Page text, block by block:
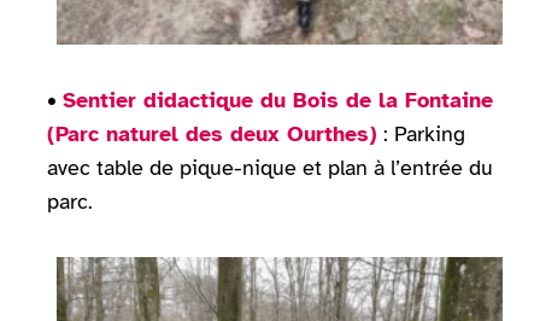
• Sentier didactique du Bois de la Fontaine
(Parc naturel des deux Ourthes) : Parking
avec table de pique-nique et plan à l’entrée du
parc.